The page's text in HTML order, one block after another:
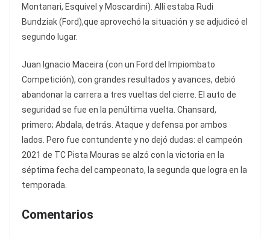
Montanari, Esquivel y Moscardini). Allí estaba Rudi
Bundziak (Ford),que aprovechó la situación y se adjudicó el
segundo lugar.
Juan Ignacio Maceira (con un Ford del Impiombato
Competición), con grandes resultados y avances, debió
abandonar la carrera a tres vueltas del cierre. El auto de
seguridad se fue en la penúltima vuelta. Chansard,
primero; Abdala, detrás. Ataque y defensa por ambos
lados. Pero fue contundente y no dejó dudas: el campeón
2021 de TC Pista Mouras se alzó con la victoria en la
séptima fecha del campeonato, la segunda que logra en la
temporada.
Comentarios